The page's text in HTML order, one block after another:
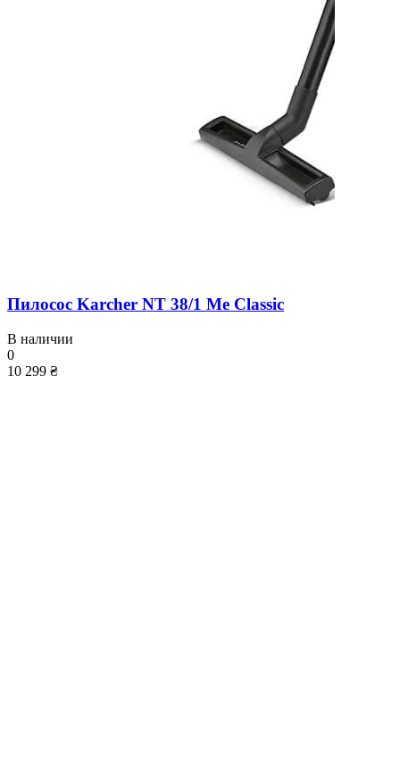
Пилосос Karcher NT 38/1 Me Classic
В наличии
0
10 299 ₴